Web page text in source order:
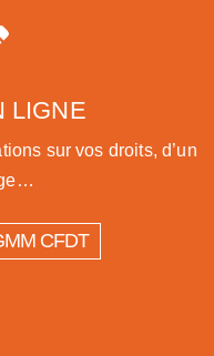
LIGNE
sur vos droits, d’un
CFDT